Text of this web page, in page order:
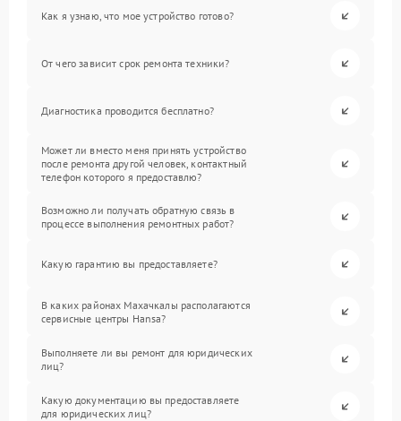
Как я узнаю, что мое устройство готово?
От чего зависит срок ремонта техники?
Диагностика проводится бесплатно?
Может ли вместо меня принять устройство
после ремонта другой человек, контактный
телефон которого я предоставлю?
Возможно ли получать обратную связь в
процессе выполнения ремонтных работ?
Какую гарантию вы предоставляете?
В каких районах Махачкалы располагаются
сервисные центры Hansa?
Выполняете ли вы ремонт для юридических
лиц?
Какую документацию вы предоставляете
для юридических лиц?